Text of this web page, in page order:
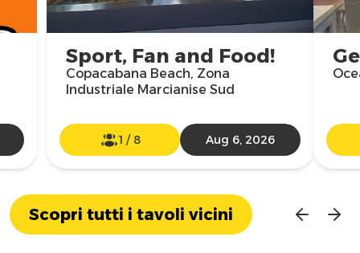
Sport, Fan and Food!
Copacabana Beach, Zona
Industriale Marcianise Sud
1 / 8 Aug 6, 2026
Scopri tutti i tavoli vicini